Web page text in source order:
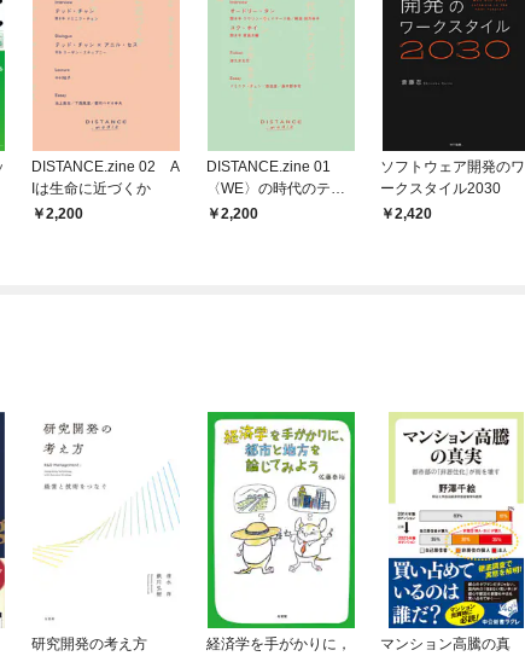
DISTANCE.zine 02 A
Iは生命に近づくか
2,200
DISTANCE.zine 01
〈WE〉の時代のテク
ノロジー
2,200
ソフトウェア開発のワ
ークスタイル2030
2,420
研究開発の考え方
経済学を手がかりに，
マンション高騰の真